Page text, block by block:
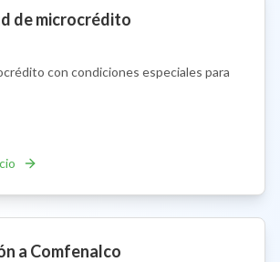
de microcrédito
con condiciones especiales para
a Comfenalco